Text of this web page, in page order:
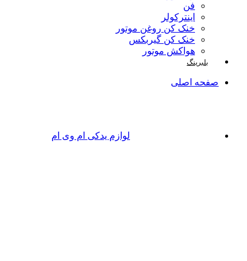
فن
اینترکولر
خنک کن روغن موتور
خنک کن گیربکس
هواکش موتور
بلبرینگ
صفحه اصلی
لوازم یدکی ام وی ام